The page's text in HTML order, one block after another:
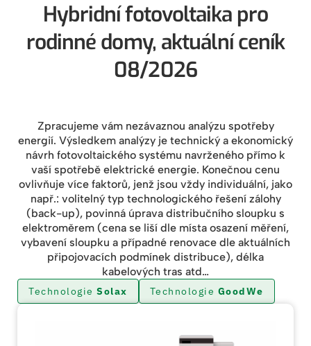
Hybridní fotovoltaika pro
rodinné domy, aktuální ceník
08/2026
Zpracujeme vám nezávaznou analýzu spotřeby
energií. Výsledkem analýzy je technický a ekonomický
návrh fotovoltaického systému navrženého přímo k
vaší spotřebě elektrické energie. Konečnou cenu
ovlivňuje více faktorů, jenž jsou vždy individuální, jako
např.: volitelný typ technologického řešení zálohy
(back-up), povinná úprava distribučního sloupku s
elektroměrem (cena se liší dle místa osazení měření,
vybavení sloupku a případné renovace dle aktuálních
připojovacích podmínek distribuce), délka
kabelových tras atd…
Technologie Solax Technologie GoodWe